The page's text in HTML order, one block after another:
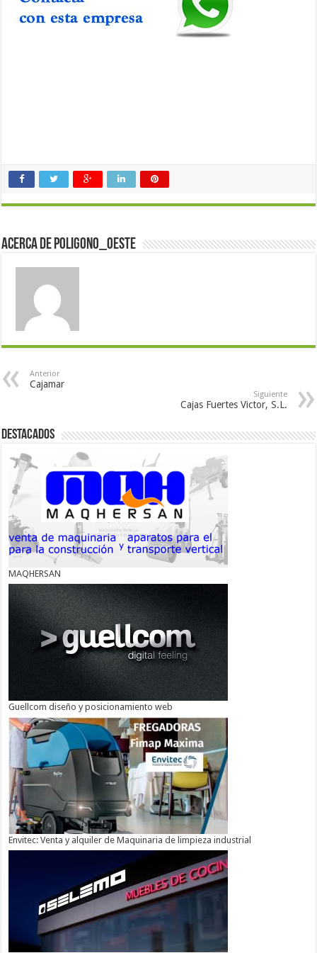
Acerca de poligono_oeste
Anterior
Cajamar
Siguiente
Cajas Fuertes Victor, S.L.
Destacados
MAQHERSAN
Guellcom diseño y posicionamiento web
Envitec: Venta y alquiler de Maquinaria de limpieza industrial